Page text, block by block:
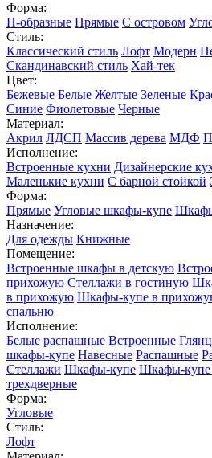
Форма:
П-образные Прямые С островом
Стиль:
Классический стиль Лофт Модерн
Скандинавский стиль Хай-тек
Цвет:
Бежевые Белые Желтые Зеленые
Синие Фиолетовые Черные
Материал:
Акрил ЛДСП Массив дерева МДФ
Исполнение:
Встроенные кухни Дизайнерские
Маленькие кухни С барной стойкой
Форма:
Прямые Угловые шкафы-купе
Назначение:
Для одежды Книжные
Помещение:
Встроенные шкафы в детскую
прихожую Стеллажи в гостиную
в прихожую Шкафы-купе в
спальню
Исполнение:
Белые распашные Встроенные
шкафы-купе Навесные Распашные
Стеллажи Шкафы-купе Шкафы-купе
трехдверные
Форма:
Угловые
Стиль:
Лофт